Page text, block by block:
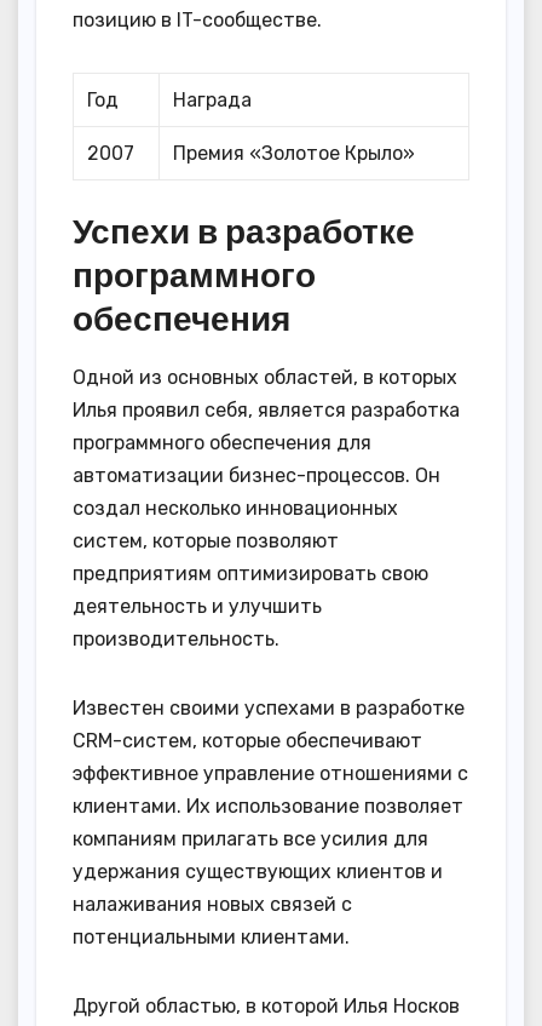
позицию в IT-сообществе.
Год Награда
2007 Премия «Золотое Крыло»
Успехи в разработке
программного
обеспечения
Одной из основных областей, в которых
Илья проявил себя, является разработка
программного обеспечения для
автоматизации бизнес-процессов. Он
создал несколько инновационных
систем, которые позволяют
предприятиям оптимизировать свою
деятельность и улучшить
производительность.
Известен своими успехами в разработке
CRM-систем, которые обеспечивают
эффективное управление отношениями с
клиентами. Их использование позволяет
компаниям прилагать все усилия для
удержания существующих клиентов и
налаживания новых связей с
потенциальными клиентами.
Другой областью, в которой Илья Носков